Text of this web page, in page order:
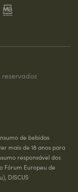
reservados
de bebidas
mais de 18 anos para
responsável dos
Fórum Europeu de
), DISCUS